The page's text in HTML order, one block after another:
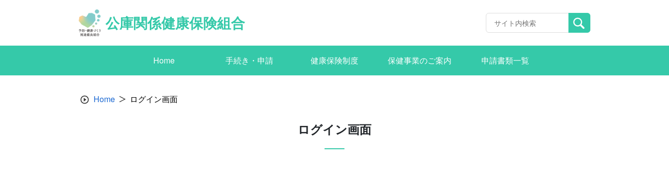
公庫関係健康保険組合
Home 手続き・申請 健康保険制度 保健事業のご案内 申請書類一覧
Home ログイン画面
ログイン画面